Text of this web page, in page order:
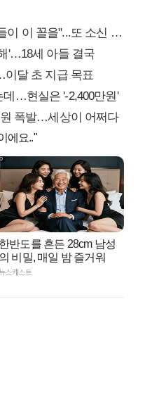
이 꼴을"...또 소신 발언
'…18세 아들 결국
이달 초 지급 목표
데…현실은 '-2,400만원'
폭발…세상이 어쩌다
에요.."
한반도를 흔든 28cm 남성
의 비밀, 매일 밤 즐거워
스캐스트